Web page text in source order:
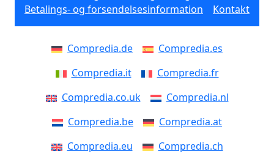
Betalings- og forsendelsesinformation
Kontakt
Compredia.de
Compredia.es
Compredia.it
Compredia.fr
Compredia.co.uk
Compredia.nl
Compredia.be
Compredia.at
Compredia.eu
Compredia.ch